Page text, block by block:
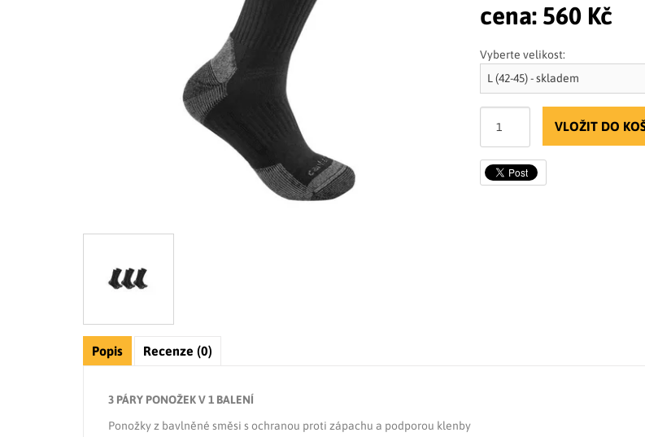
cena: 560 Kč
Vyberte velikost:
VLOŽIT DO
Popis Recenze (0)
3 PÁRY PONOŽEK V 1 BALENÍ
Ponožky z bavlněné směsi s ochranou proti zápachu a podporou klenby